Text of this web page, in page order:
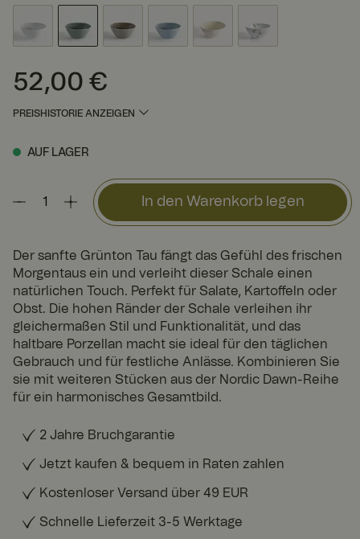
Preis 52,00 €
52,00 €
PREISHISTORIE ANZEIGEN
AUF LAGER
In den Warenkorb legen
Der sanfte Grünton Tau fängt das Gefühl des frischen
Morgentaus ein und verleiht dieser Schale einen
natürlichen Touch. Perfekt für Salate, Kartoffeln oder
Obst. Die hohen Ränder der Schale verleihen ihr
gleichermaßen Stil und Funktionalität, und das
haltbare Porzellan macht sie ideal für den täglichen
Gebrauch und für festliche Anlässe. Kombinieren Sie
sie mit weiteren Stücken aus der Nordic Dawn-Reihe
für ein harmonisches Gesamtbild.
2 Jahre Bruchgarantie
Jetzt kaufen & bequem in Raten zahlen
Kostenloser Versand über 49 EUR
Schnelle Lieferzeit 3-5 Werktage